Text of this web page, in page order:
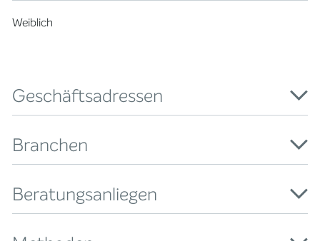
Weiblich
Geschäftsadressen
Branchen
Beratungsanliegen